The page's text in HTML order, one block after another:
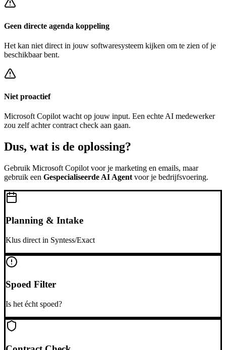
Geen directe agenda koppeling
Het kan niet direct in jouw softwaresysteem kijken om te zien of je
beschikbaar bent.
Niet proactief
Microsoft Copilotwacht op jouw input. Een echte AI medewerker
zou zelf achtercontract check aan gaan.
Dus, wat is de oplossing?
Gebruik Microsoft Copilot voor je marketing en emails, maar
gebruik een Gespecialiseerde AI Agent voor je bedrijfsvoering.
Planning & Intake
Klus direct in Syntess/Exact
Spoed Filter
Is het écht spoed?